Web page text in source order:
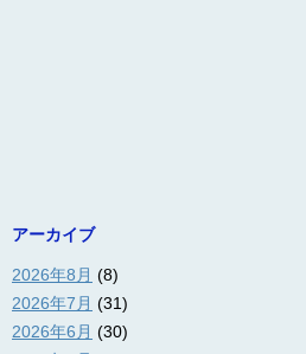
アーカイブ
2026年8月 (8)
2026年7月 (31)
2026年6月 (30)